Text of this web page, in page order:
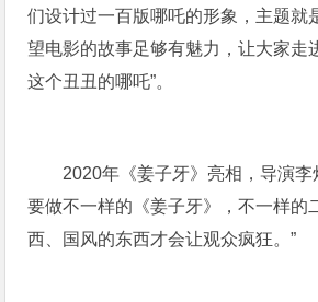
们设计过一百版哪吒的形象，主题就
望电影的故事足够有魅力，让大家走
这个丑丑的哪吒”。
2020年《姜子牙》亮相，导演李
要做不一样的《姜子牙》，不一样的
西、国风的东西才会让观众疯狂。”